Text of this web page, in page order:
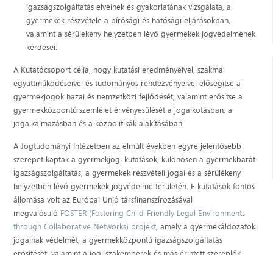
igazságszolgáltatás elveinek és gyakorlatának vizsgálata, a
gyermekek részvétele a bírósági és hatósági eljárásokban,
valamint a sérülékeny helyzetben lévő gyermekek jogvédelmének
kérdései.
A Kutatócsoport célja, hogy kutatási eredményeivel, szakmai
együttműködéseivel és tudományos rendezvényeivel elősegítse a
gyermekjogok hazai és nemzetközi fejlődését, valamint erősítse a
gyermekközpontú szemlélet érvényesülését a jogalkotásban, a
jogalkalmazásban és a közpolitikák alakításában.
A Jogtudományi Intézetben az elmúlt években egyre jelentősebb
szerepet kaptak a gyermekjogi kutatások, különösen a gyermekbarát
igazságszolgáltatás, a gyermekek részvételi jogai és a sérülékeny
helyzetben lévő gyermekek jogvédelme területén. E kutatások fontos
állomása volt az Európai Unió társfinanszírozásával
megvalósuló FOSTER (Fostering Child-Friendly Legal Environments
through Collaborative Networks) projekt, amely a gyermekáldozatok
jogainak védelmét, a gyermekközpontú igazságszolgáltatás